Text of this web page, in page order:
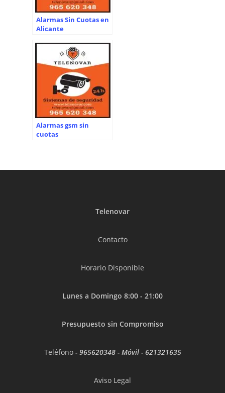
Alarmas Sin Cuotas en
Alicante
Alarmas gsm sin
cuotas
Telenovar
Contacto
Horario Disponible
Lunes a Domingo 8:00 - 21:00
Presupuesto sin Compromiso
Teléfono - 965620348- Móvil - 621321635
Aviso Legal